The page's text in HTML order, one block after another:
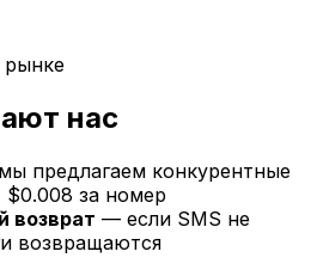
рынке
нас
предлагаем конкурентные
$0.008 за номер
возврат — если SMS не
возвращаются